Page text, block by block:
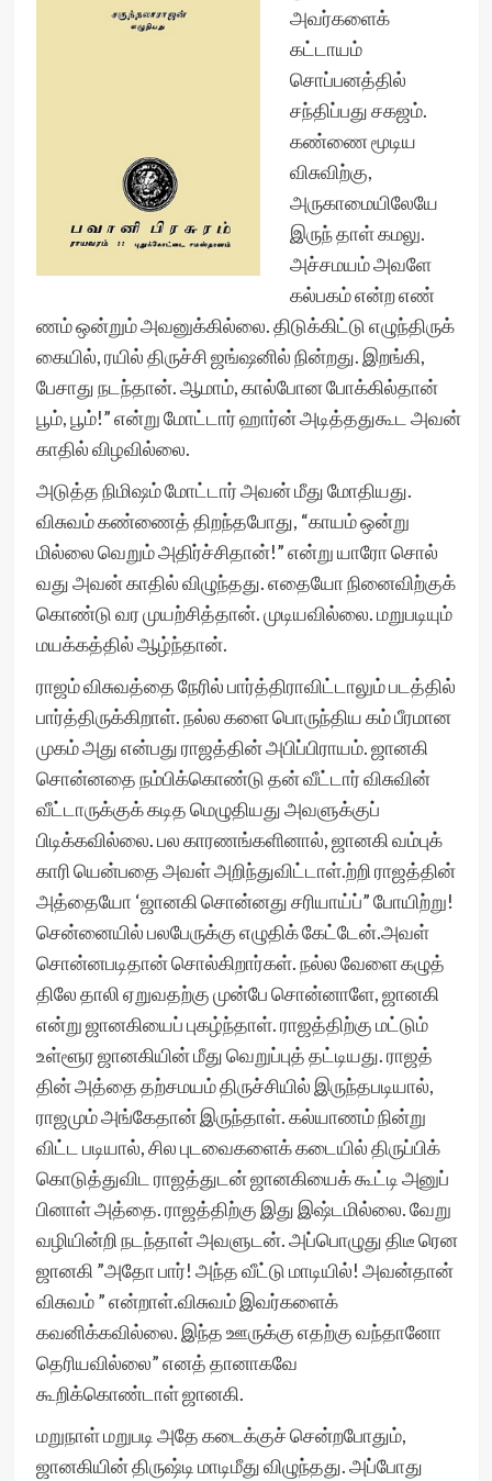
அவர்களைக்
கட்டாயம்
சொப்பனத்தில்
சந்திப்பது சகஜம்.
கண்ணை மூடிய
விசுவிற்கு,
அருகாமையிலேயே
இருந் தாள் கமலு.
அச்சமயம் அவளே
கல்பகம் என்ற எண்
ணம் ஒன்றும் அவனுக்கில்லை. திடுக்கிட்டு எழுந்திருக்
கையில், ரயில் திருச்சி ஜங்ஷனில் நின்றது. இறங்கி,
பேசாது நடந்தான். ஆமாம், கால்போன போக்கில்தான்
பூம், பூம்!” என்று மோட்டார் ஹார்ன் அடித்ததுகூட அவன்
காதில் விழவில்லை.
அடுத்த நிமிஷம் மோட்டார் அவன் மீது மோதியது.
விசுவம் கண்ணைத் திறந்தபோது, “காயம் ஒன்று
மில்லை வெறும் அதிர்ச்சிதான்!” என்று யாரோ சொல்
வது அவன் காதில் விழுந்தது. எதையோ நினைவிற்குக்
கொண்டு வர முயற்சித்தான். முடியவில்லை. மறுபடியும்
மயக்கத்தில் ஆழ்ந்தான்.
ராஜம் விசுவத்தை நேரில் பார்த்திராவிட்டாலும் படத்தில்
பார்த்திருக்கிறாள். நல்ல களை பொருந்திய கம் பீரமான
முகம் அது என்பது ராஜத்தின் அபிப்பிராயம். ஜானகி
சொன்னதை நம்பிக்கொண்டு தன் வீட்டார் விசுவின்
வீட்டாருக்குக் கடித மெழுதியது அவளுக்குப்
பிடிக்கவில்லை. பல காரணங்களினால், ஜானகி வம்புக்
காரி யென்பதை அவள் அறிந்துவிட்டாள்.ற்றி ராஜத்தின்
அத்தையோ ‘ஜானகி சொன்னது சரியாய்ப்” போயிற்று!
சென்னையில் பலபேருக்கு எழுதிக் கேட்டேன்.அவள்
சொன்னபடிதான் சொல்கிறார்கள். நல்ல வேளை கழுத்
திலே தாலி ஏறுவதற்கு முன்பே சொன்னாளே, ஜானகி
என்று ஜானகியைப் புகழ்ந்தாள். ராஜத்திற்கு மட்டும்
உள்ளூர ஜானகியின் மீது வெறுப்புத் தட்டியது. ராஜத்
தின் அத்தை தற்சமயம் திருச்சியில் இருந்தபடியால்,
ராஜமும் அங்கேதான் இருந்தாள். கல்யாணம் நின்று
விட்ட படியால், சில புடவைகளைக் கடையில் திருப்பிக்
கொடுத்துவிட ராஜத்துடன் ஜானகியைக் கூட்டி அனுப்
பினாள் அத்தை. ராஜத்திற்கு இது இஷ்டமில்லை. வேறு
வழியின்றி நடந்தாள் அவளுடன். அப்பொழுது திடீ ரென
ஜானகி ”அதோ பார்! அந்த வீட்டு மாடியில்! அவன்தான்
விசுவம் ” என்றாள்.விசுவம் இவர்களைக்
கவனிக்கவில்லை. இந்த ஊருக்கு எதற்கு வந்தானோ
தெரியவில்லை” எனத் தானாகவே
கூறிக்கொண்டாள் ஜானகி.
மறுநாள் மறுபடி அதே கடைக்குச் சென்றபோதும்,
ஜானகியின் திருஷ்டி மாடிமீது விழுந்தது. அப்போது